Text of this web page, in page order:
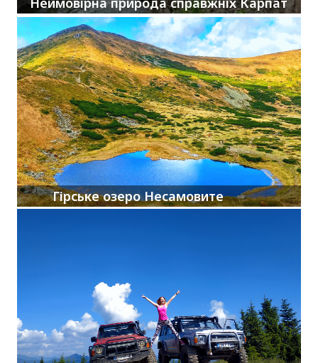
Гірське озеро Несамовите